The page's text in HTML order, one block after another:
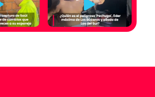
comenzó con la captura, sino con el
que empezó a recibir
en las que le exigían dinero a